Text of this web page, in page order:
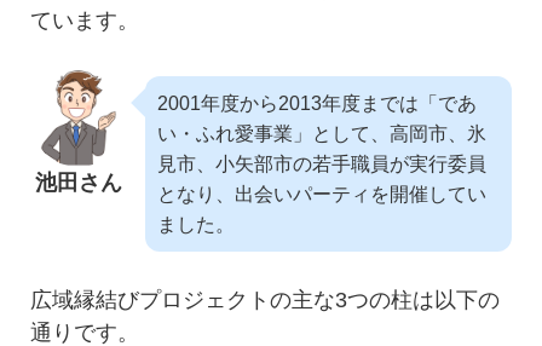
ています。
池田さん
2001年度から2013年度までは「であ
い・ふれ愛事業」として、高岡市、氷
見市、小矢部市の若手職員が実行委員
となり、出会いパーティを開催してい
ました。
広域縁結びプロジェクトの主な3つの柱は以下の
通りです。